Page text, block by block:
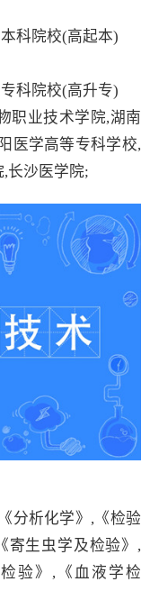
科院校(高起本)
科院校(高升专)
业技术学院,湖南
医学高等专科学校,
长沙医学院;
析化学》,《检验
寄生虫学及检验》,
验》,《血液学检